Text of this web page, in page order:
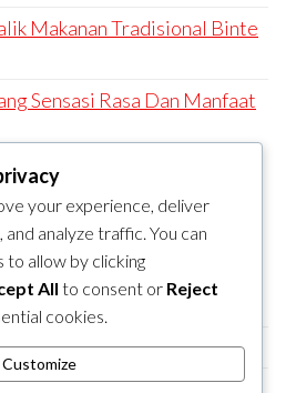
Makanan Tradisional Binte
Sensasi Rasa Dan Manfaat
onHello world!
your experience, deliver
analyze traffic. You can
to allow by clicking
All to consent or Reject
cookies.
Customize